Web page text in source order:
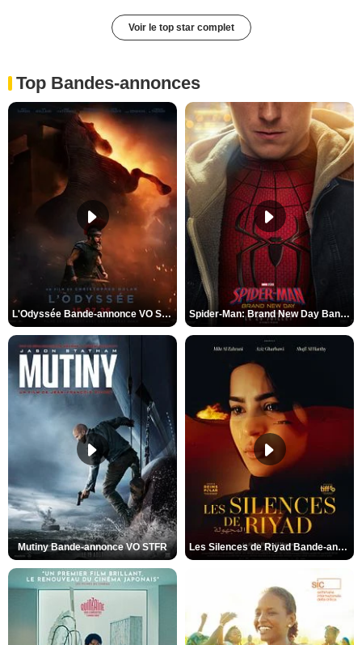
Voir le top star complet
Top Bandes-annonces
L'Odyssée Bande-annonce VO STFR Spider-Man: Brand New Day Bande-annonce VO STFR
Mutiny Bande-annonce VO STFR Les Silences de Riyad Bande-annonce VO STFR